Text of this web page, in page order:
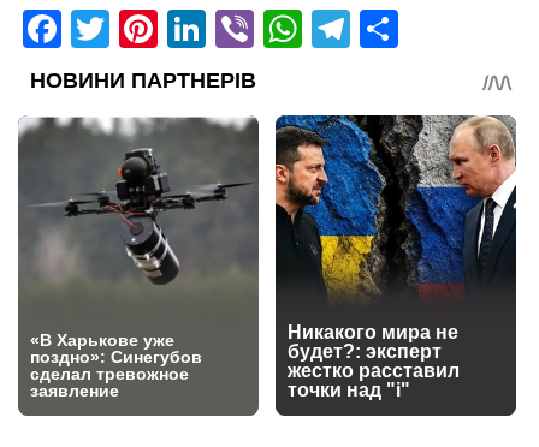
Facebook
Twitter
Pinterest
LinkedIn
ViberWhatsApp
Telegram